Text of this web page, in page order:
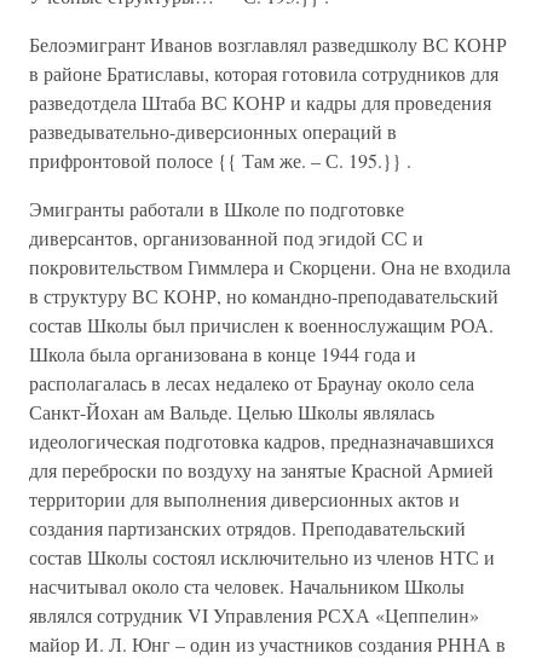
Белоэмигрант Иванов возглавлял разведшколу ВС КОНР
в районе Братиславы, которая готовила сотрудников для
разведотдела Штаба ВС КОНР и кадры для проведения
разведывательно-диверсионных операций в
прифронтовой полосе {{ Там же. – С. 195.}} .
Эмигранты работали в Школе по подготовке
диверсантов, организованной под эгидой СС и
покровительством Гиммлера и Скорцени. Она не входила
в структуру ВС КОНР, но командно-преподавательский
состав Школы был причислен к военнослужащим РОА.
Школа была организована в конце 1944 года и
располагалась в лесах недалеко от Браунау около села
Санкт-Йохан ам Вальде. Целью Школы являлась
идеологическая подготовка кадров, предназначавшихся
для переброски по воздуху на занятые Красной Армией
территории для выполнения диверсионных актов и
создания партизанских отрядов. Преподавательский
состав Школы состоял исключительно из членов НТС и
насчитывал около ста человек. Начальником Школы
являлся сотрудник VI Управления РСХА «Цеппелин»
майор И. Л. Юнг – один из участников создания РННА в